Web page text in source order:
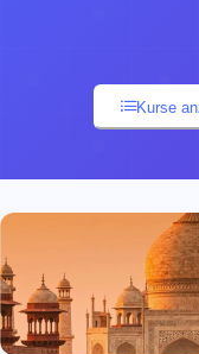
Kurse